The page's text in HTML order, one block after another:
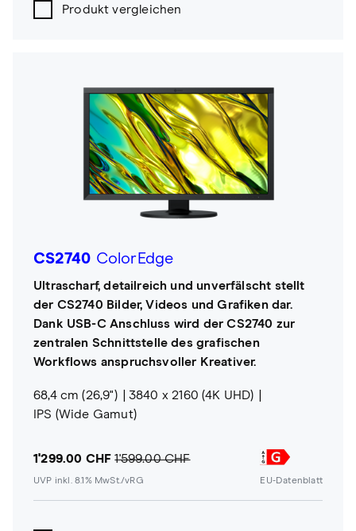
Produkt vergleichen
CS2740 ColorEdge
Ultrascharf, detailreich und unverfälscht stellt
der CS2740 Bilder, Videos und Grafiken dar.
Dank USB-C Anschluss wird der CS2740 zur
zentralen Schnittstelle des grafischen
Workflows anspruchsvoller Kreativer.
68,4 cm (26,9")
3840 x 2160 (4K UHD)
IPS (Wide Gamut)
1'299.00 CHF 1'599.00 CHF
UVP inkl. 8.1% MwSt./vRG EU-Datenblatt